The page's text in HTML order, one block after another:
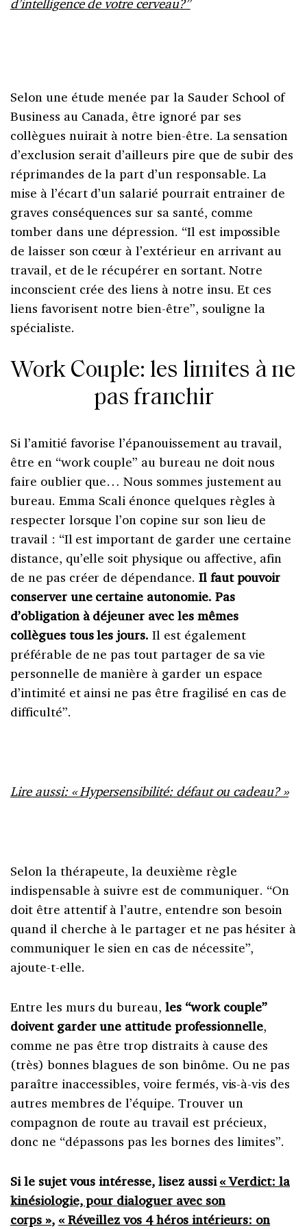
d’intelligence de votre cerveau?”
Selon une étude menée par la Sauder School of
Business au Canada, être ignoré par ses
collègues nuirait à notre bien-être. La sensation
d’exclusion serait d’ailleurs pire que de subir des
réprimandes de la part d’un responsable. La
mise à l’écart d’un salarié pourrait entrainer de
graves conséquences sur sa santé, comme
tomber dans une dépression. “Il est impossible
de laisser son cœur à l’extérieur en arrivant au
travail, et de le récupérer en sortant. Notre
inconscient crée des liens à notre insu. Et ces
liens favorisent notre bien-être”, souligne la
spécialiste.
Work Couple: les limites à ne
pas franchir
Si l’amitié favorise l’épanouissement au travail,
être en “work couple” au bureau ne doit nous
faire oublier que… Nous sommes justement au
bureau. Emma Scali énonce quelques règles à
respecter lorsque l’on copine sur son lieu de
travail : “Il est important de garder une certaine
distance, qu’elle soit physique ou affective, afin
de ne pas créer de dépendance. Il faut pouvoir
conserver une certaine autonomie. Pas
d’obligation à déjeuner avec les mêmes
collègues tous les jours. Il est également
préférable de ne pas tout partager de sa vie
personnelle de manière à garder un espace
d’intimité et ainsi ne pas être fragilisé en cas de
difficulté”.
Lire aussi: « Hypersensibilité: défaut ou cadeau? »
Selon la thérapeute, la deuxième règle
indispensable à suivre est de communiquer. “On
doit être attentif à l’autre, entendre son besoin
quand il cherche à le partager et ne pas hésiter à
communiquer le sien en cas de nécessite”,
ajoute-t-elle.
Entre les murs du bureau,les “work couple”
doivent garder une attitude professionnelle,
comme ne pas être trop distraits à cause des
(très) bonnes blagues de son binôme. Ou ne pas
paraître inaccessibles, voire fermés, vis-à-vis des
autres membres de l’équipe. Trouver un
compagnon de route au travail est précieux,
donc ne “dépassons pas les bornes des limites”.
Si le sujet vous intéresse, lisez aussi« Verdict: la
kinésiologie, pour dialoguer avec son
corps », « Réveillez vos 4 héros intérieurs: on